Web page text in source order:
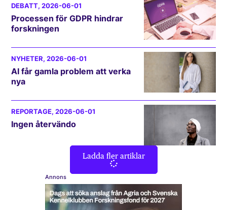
DEBATT, 2026-06-01
Processen för GDPR hindrar
forskningen
NYHETER, 2026-06-01
AI får gamla problem att verka
nya
REPORTAGE, 2026-06-01
Ingen återvändo
Ladda fler artiklar
Annons